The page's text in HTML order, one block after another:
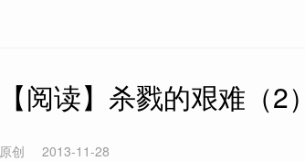
【阅读】杀戮的艰难（2）
原创 2013-11-28